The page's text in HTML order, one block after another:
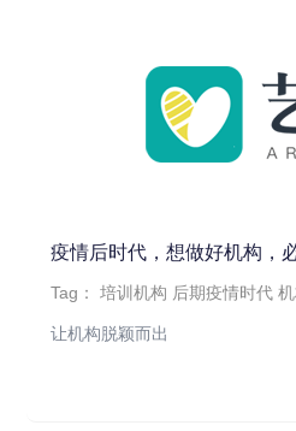
疫情后时代，想做好机构，
Tag：培训机构 后期疫情时代
让机构脱颖而出